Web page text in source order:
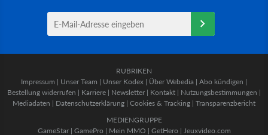
RUBRIKEN
Impressum | Unser Team | Unser Kodex | Über Webedia | Abo kündigen |
Bestellung widerrufen | Karriere | Newsletter | Kontakt | Nutzungsbestimmungen |
Mediadaten | Datenschutzerklärung | Cookies & Tracking | Transparenzbericht
MEDIENGRUPPE
GameStar| GamePro | Mein MMO | GetHero | Jeuxvideo.com